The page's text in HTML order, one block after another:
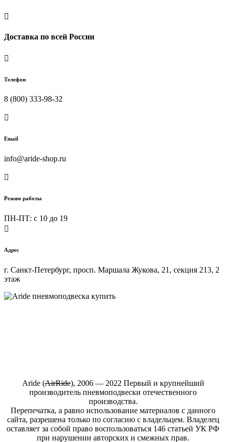

Доставка по всей России

Телефон
8 (800) 333-98-32

Email
info@aride-shop.ru

Режим работы
ПН-ПТ: c 10 до 19

Адрес
г. Санкт-Петербург, просп. Маршала Жукова, 21, секция 213, 2
этаж
Aride (АirRide), 2006 — 2022 Первый и крупнейший
производитель пневмоподвески отечественного
производства.
Перепечатка, а равно использование материалов с данного
сайта, разрешена только по согласию с владельцем. Владелец
оставляет за собой право воспользоваться 146 статьей УК РФ
при нарушении авторских и смежных прав.